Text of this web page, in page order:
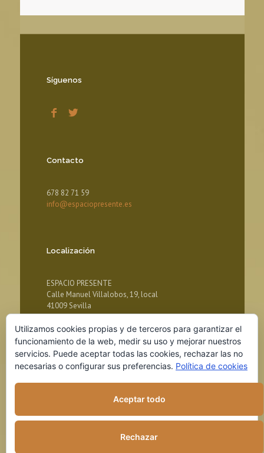
Síguenos
Contacto
678 82 71 59
info@espaciopresente.es
Localización
ESPACIO PRESENTE
Calle Manuel Villalobos, 19, local
41009 Sevilla
© 2018 ESPACIO PRESENTE
Política de Privacidad
Utilizamos cookies propias y de terceros para garantizar el
funcionamiento de la web, medir su uso y mejorar nuestros
servicios. Puede aceptar todas las cookies, rechazar las no
necesarias o configurar sus preferencias. Política de cookies
Aceptar todo
Rechazar